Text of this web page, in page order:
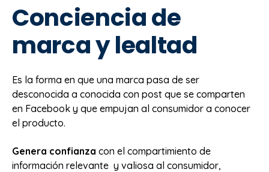
Conciencia de
marca y lealtad
Es la forma en que una marca pasa de ser
desconocida a conocida con post que se comparten
en Facebook y que empujan al consumidor a conocer
el producto.
Genera confianza con el compartimiento de
información relevante y valiosa al consumidor,